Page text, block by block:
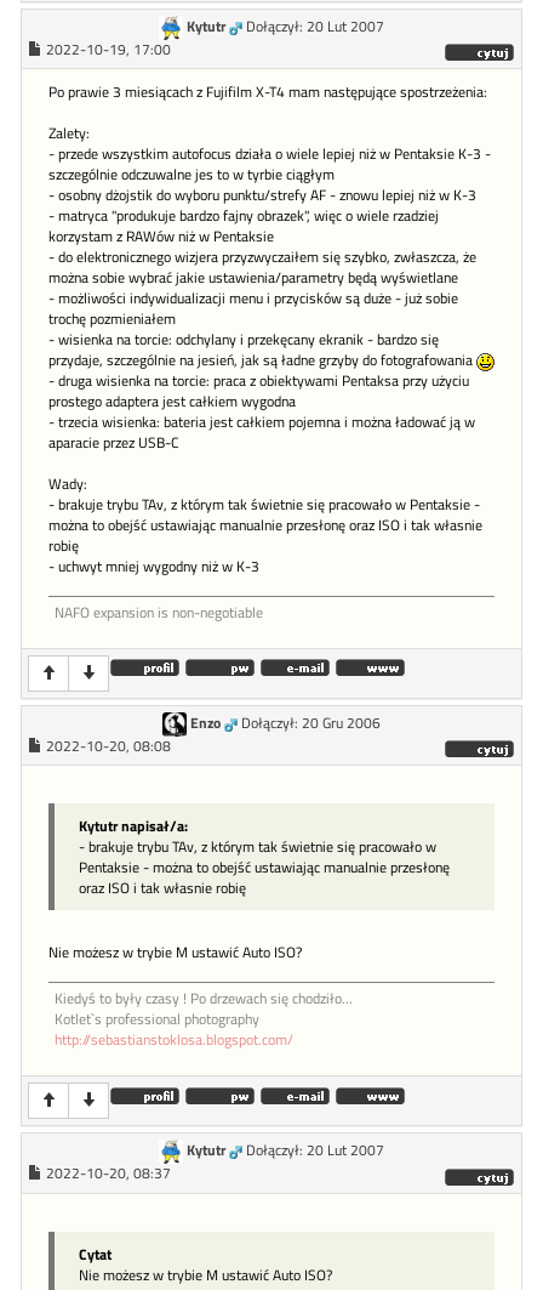
Kytutr
Dołączył: 20 Lut 2007
2022-10-19, 17:00
Po prawie 3 miesiącach z Fujifilm X-T4 mam następujące spostrzeżenia:
Zalety:
- przede wszystkim autofocus działa o wiele lepiej niż w Pentaksie K-3 -
szczególnie odczuwalne jes to w tyrbie ciągłym
- osobny dżojstik do wyboru punktu/strefy AF - znowu lepiej niż w K-3
- matryca "produkuje bardzo fajny obrazek", więc o wiele rzadziej
korzystam z RAWów niż w Pentaksie
- do elektronicznego wizjera przyzwyczaiłem się szybko, zwłaszcza, że
można sobie wybrać jakie ustawienia/parametry będą wyświetlane
- możliwości indywidualizacji menu i przycisków są duże - już sobie
trochę pozmieniałem
- wisienka na torcie: odchylany i przekęcany ekranik - bardzo się
przydaje, szczególnie na jesień, jak są ładne grzyby do fotografowania
- druga wisienka na torcie: praca z obiektywami Pentaksa przy użyciu
prostego adaptera jest całkiem wygodna
- trzecia wisienka: bateria jest całkiem pojemna i można ładować ją w
aparacie przez USB-C
Wady:
- brakuje trybu TAv, z którym tak świetnie się pracowało w Pentaksie -
można to obejść ustawiając manualnie przesłonę oraz ISO i tak własnie
robię
- uchwyt mniej wygodny niż w K-3
NAFO expansion is non-negotiable
Enzo
Dołączył: 20 Gru 2006
2022-10-20, 08:08
Kytutr napisał/a:
- brakuje trybu TAv, z którym tak świetnie się pracowało w
Pentaksie - można to obejść ustawiając manualnie przesłonę
oraz ISO i tak własnie robię
Nie możesz w trybie M ustawić Auto ISO?
Kiedyś to były czasy ! Po drzewach się chodziło...
Kotlet`s professional photography
http://sebastianstoklosa.blogspot.com/
Kytutr
Dołączył: 20 Lut 2007
2022-10-20, 08:37
Cytat
Nie możesz w trybie M ustawić Auto ISO?